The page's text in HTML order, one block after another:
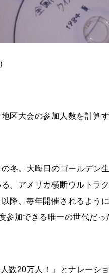
区大会の参加人数を計算
冬。大晦日のゴールデン
。アメリカ横断ウルトラ
降、毎年開催されるよう
参加できる唯一の世代だっ
数20万人！」とナレーシ